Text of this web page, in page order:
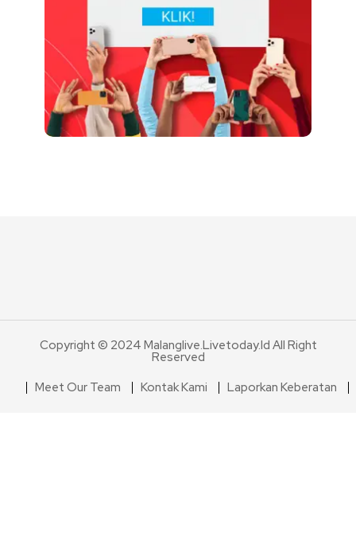
Copyright © 2024 Malanglive.livetoday.id All Right
Reserved
Meet Our Team
Kontak Kami Laporkan Keberatan